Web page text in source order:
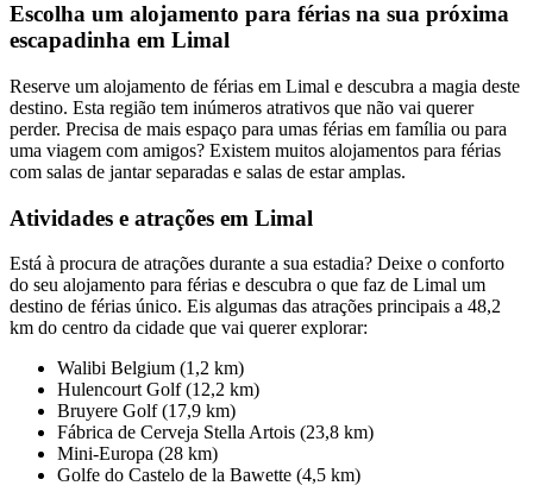
Escolha um alojamento para férias na sua próxima
escapadinha em Limal
Reserve um alojamento de férias em Limal e descubra a magia deste
destino. Esta região tem inúmeros atrativos que não vai querer
perder. Precisa de mais espaço para umas férias em família ou para
uma viagem com amigos? Existem muitos alojamentos para férias
com salas de jantar separadas e salas de estar amplas.
Atividades e atrações em Limal
Está à procura de atrações durante a sua estadia? Deixe o conforto
do seu alojamento para férias e descubra o que faz de Limal um
destino de férias único. Eis algumas das atrações principais a 48,2
km do centro da cidade que vai querer explorar:
Walibi Belgium (1,2 km)
Hulencourt Golf (12,2 km)
Bruyere Golf (17,9 km)
Fábrica de Cerveja Stella Artois (23,8 km)
Mini-Europa (28 km)
Golfe do Castelo de la Bawette (4,5 km)